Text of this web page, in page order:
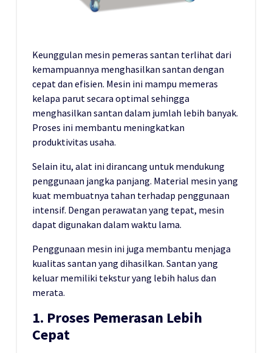
Keunggulan mesin pemeras santan terlihat dari
kemampuannya menghasilkan santan dengan
cepat dan efisien. Mesin ini mampu memeras
kelapa parut secara optimal sehingga
menghasilkan santan dalam jumlah lebih banyak.
Proses ini membantu meningkatkan
produktivitas usaha.
Selain itu, alat ini dirancang untuk mendukung
penggunaan jangka panjang. Material mesin yang
kuat membuatnya tahan terhadap penggunaan
intensif. Dengan perawatan yang tepat, mesin
dapat digunakan dalam waktu lama.
Penggunaan mesin ini juga membantu menjaga
kualitas santan yang dihasilkan. Santan yang
keluar memiliki tekstur yang lebih halus dan
merata.
1. Proses Pemerasan Lebih
Cepat